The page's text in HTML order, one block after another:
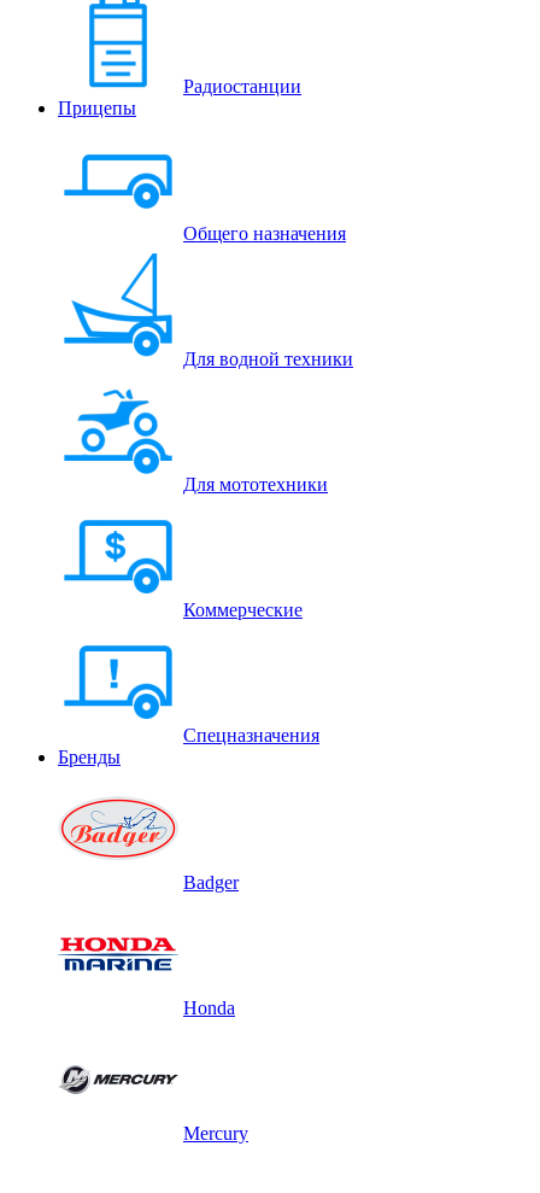
Радиостанции
Прицепы
Общего назначения
Для водной техники
Для мототехники
Коммерческие
Спецназначения
Бренды
Badger
Honda
Mercury